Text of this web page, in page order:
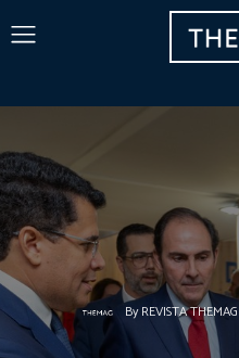
By REVISTA THEMAG